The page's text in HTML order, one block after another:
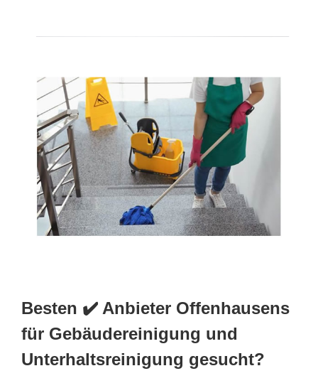
Besten ✔️ Anbieter Offenhausens
für Gebäudereinigung und
Unterhaltsreinigung gesucht?